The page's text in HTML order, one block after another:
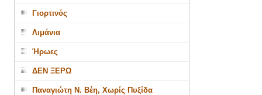
Γιορτινός
Λιμάνια
Ήρωες
ΔΕΝ ΞΕΡΩ
Παναγιώτη Ν. Βέη, Χωρίς Πυξίδα